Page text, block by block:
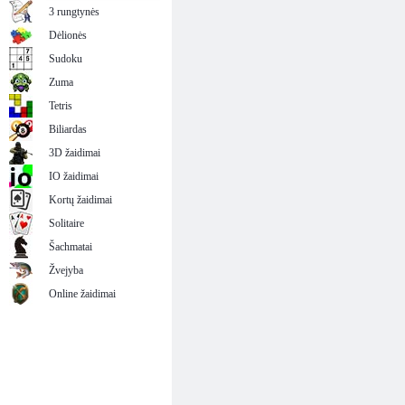
3 rungtynės
Dėlionės
Sudoku
Zuma
Tetris
Biliardas
3D žaidimai
IO žaidimai
Kortų žaidimai
Solitaire
Šachmatai
Žvejyba
Online žaidimai